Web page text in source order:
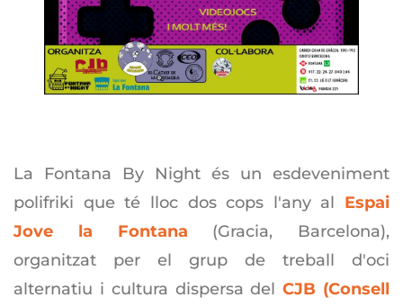
La Fontana By Night és un esdeveniment
polifriki que té lloc dos cops l'any al Espai
Jove la Fontana (Gracia, Barcelona),
organitzat per el grup de treball d'oci
alternatiu i cultura dispersa delCJB (Consell